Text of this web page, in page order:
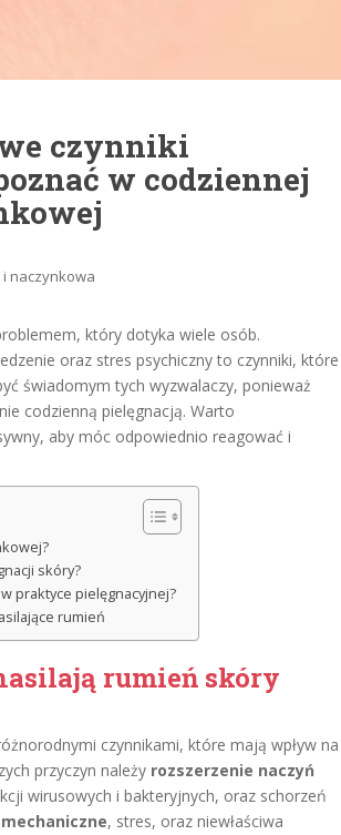
czynniki
w codziennej
naczynkowa
który dotyka wiele osób.
oraz stres psychiczny to czynniki, które
świadomym tych wyzwalaczy, ponieważ
codzienną pielęgnacją. Warto
aby móc odpowiednio reagować i
skóry?
praktyce pielęgnacyjnej?
rumień
rumień skóry
czynnikami, które mają wpływ na
przyczyn należy rozszerzenie naczyń
wirusowych i bakteryjnych, oraz schorzeń
, stres, oraz niewłaściwa